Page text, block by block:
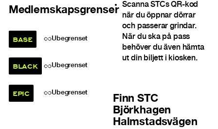
Medlemskapsgrenser
BASE Ubegrenset
BLACK Ubegrenset
EPIC Ubegrenset
Scanna STCs QR-kod
när du öppnar dörrar
och passerar grindar.
När du ska på pass
behöver du även hämta
ut din biljett i kiosken.
FinnSTC
Björkhagen
Halmstadsvägen